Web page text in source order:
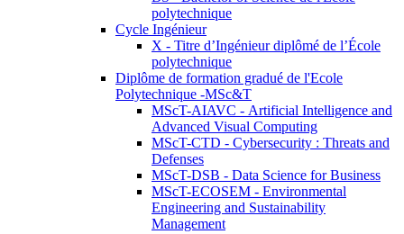
polytechnique
Cycle Ingénieur
X - Titre d’Ingénieur diplômé de l’École
polytechnique
Diplôme de formation gradué de l'Ecole
Polytechnique -MSc&T
MScT-AIAVC - Artificial Intelligence and
Advanced Visual Computing
MScT-CTD - Cybersecurity : Threats and
Defenses
MScT-DSB - Data Science for Business
MScT-ECOSEM - Environmental
Engineering and Sustainability
Management